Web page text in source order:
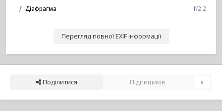
f Діафрагма f/2.2
Перегляд повної EXIF інформації
Поділитися Підпищиків 0